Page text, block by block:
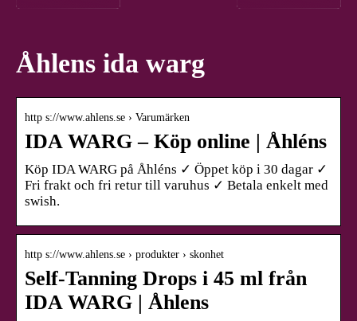
Åhlens ida warg
http s://www.ahlens.se › Varumärken
IDA WARG – Köp online | Åhléns
Köp IDA WARG på Åhléns ✓ Öppet köp i 30 dagar ✓
Fri frakt och fri retur till varuhus ✓ Betala enkelt med
swish.
http s://www.ahlens.se › produkter › skonhet
Self-Tanning Drops i 45 ml från
IDA WARG | Åhlens